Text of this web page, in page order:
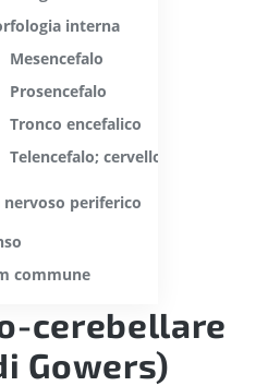
interna
Mesencefalo
Prosencefalo
Tronco encefalico
Telencefalo; cervello
nervoso periferico
commune
cerebellare
Gowers)